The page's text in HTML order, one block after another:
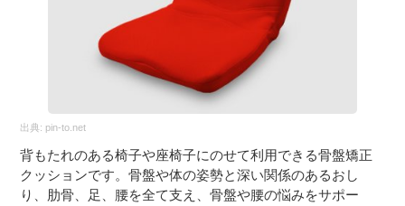
出典: pin-to.net
背もたれのある椅子や座椅子にのせて利用できる骨盤矯正
クッションです。骨盤や体の姿勢と深い関係のあるおし
り、肋骨、足、腰を全て支え、骨盤や腰の悩みをサポー